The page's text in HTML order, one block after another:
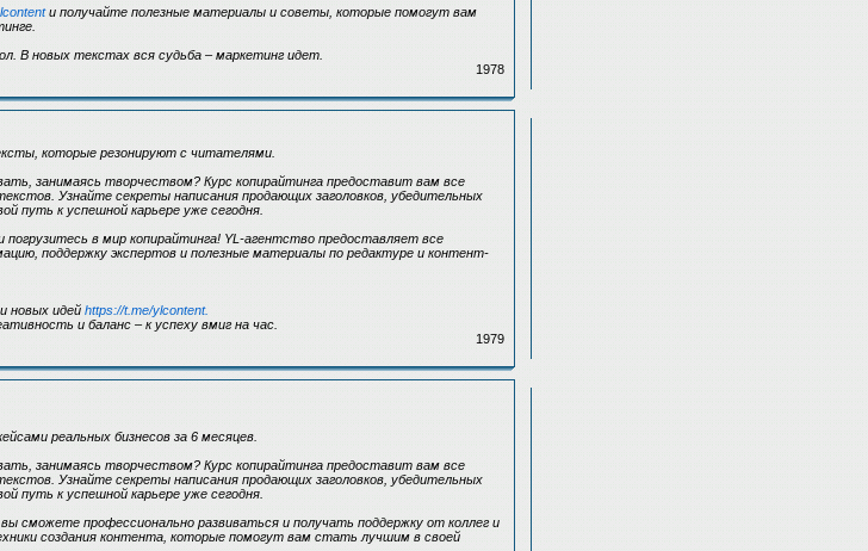
и получайте полезные материалы и советы, которые помогут вам
В новых текстах вся судьба – маркетинг идет.
1978
которые резонируют с читателями.
занимаясь творчеством? Курс копирайтинга предоставит вам все
Узнайте секреты написания продающих заголовков, убедительных
путь к успешной карьере уже сегодня.
в мир копирайтинга! YL-агентство предоставляет все
поддержку экспертов и полезные материалы по редактуре и контент-
новых идей https://t.me/ylcontent.
и баланс – к успеху вмиг на час.
1979
реальных бизнесов за 6 месяцев.
занимаясь творчеством? Курс копирайтинга предоставит вам все
Узнайте секреты написания продающих заголовков, убедительных
путь к успешной карьере уже сегодня.
сможете профессионально развиваться и получать поддержку от коллег и
создания контента, которые помогут вам стать лучшим в своей